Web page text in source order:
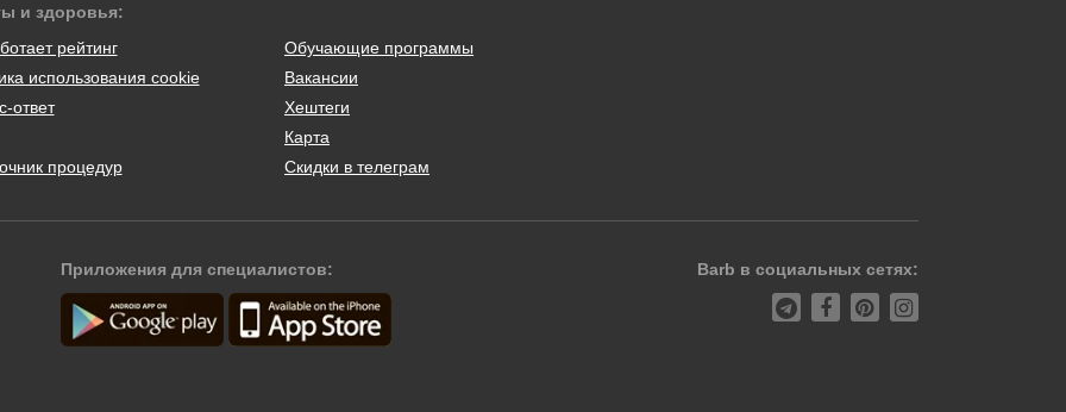
и здоровья:
рейтинг
использования cookie
ответ
процедур
Обучающие программы
Вакансии
Хештеги
Карта
Скидки в телеграм
Приложения для специалистов: Barb в социальных сетях: